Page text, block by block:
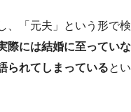
、「元夫」という形で検
際には結婚に至っていな
られてしまっているとい